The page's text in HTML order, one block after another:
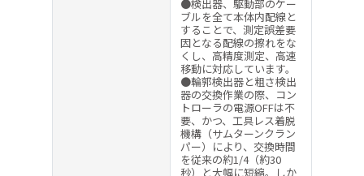
●検出器、駆動部のケー
ブルを全て本体内配線と
することで、測定誤差要
因となる配線の擦れをな
くし、高精度測定、高速
移動に対応しています。
●輪郭検出器と粗さ検出
器の交換作業の際、コン
トローラの電源OFFは不
要、かつ、工具レス着脱
機構（サムターンクラン
パー）により、交換時間
を従来の約1/4（約30
秒）と大幅に短縮。しか